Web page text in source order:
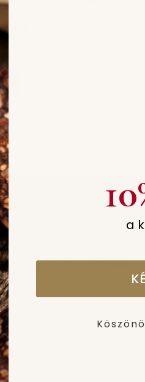
keresztül.
Mail Cím
Tájékoztató
Szerződési Feltételek
Nyilatkozat
Elállás
a